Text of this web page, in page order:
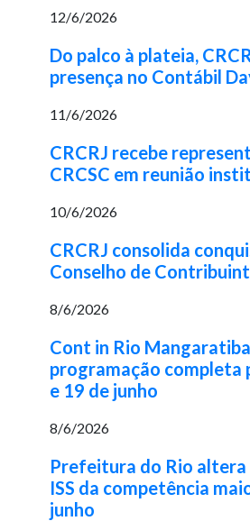
12/6/2026
Do palco à plateia,
presença no Contábil
11/6/2026
CRCRJ recebe
CRCSC em reunião
10/6/2026
CRCRJ consolida
Conselho de
8/6/2026
Cont in Rio
programação completa
e 19 de junho
8/6/2026
Prefeitura do Rio
ISS da competência
junho